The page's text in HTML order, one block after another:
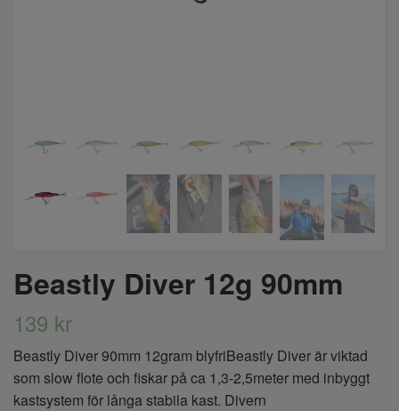
Beastly Diver 12g 90mm
139 kr
Beastly Diver 90mm 12gram blyfriBeastly Diver är viktad
som slow flote och fiskar på ca 1,3-2,5meter med inbyggt
kastsystem för långa stabila kast. Divern